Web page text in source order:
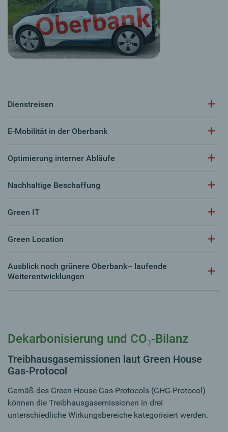
Dienstreisen
E-Mobilität in der Oberbank
Optimierung interner Abläufe
Nachhaltige Beschaffung
Green IT
Green Location
Ausblick noch grünere Oberbank– laufende
Weiterentwicklungen
Dekarbonisierung und CO₂-Bilanz
Treibhausgasemissionen laut Green House
Gas-Protocol
Gemäß des Green House Gas-Protocols (GHG-Protocol)
können die Treibhausgasemissionen in drei
unterschiedliche Wirkungsbereiche kategorisiert werden.